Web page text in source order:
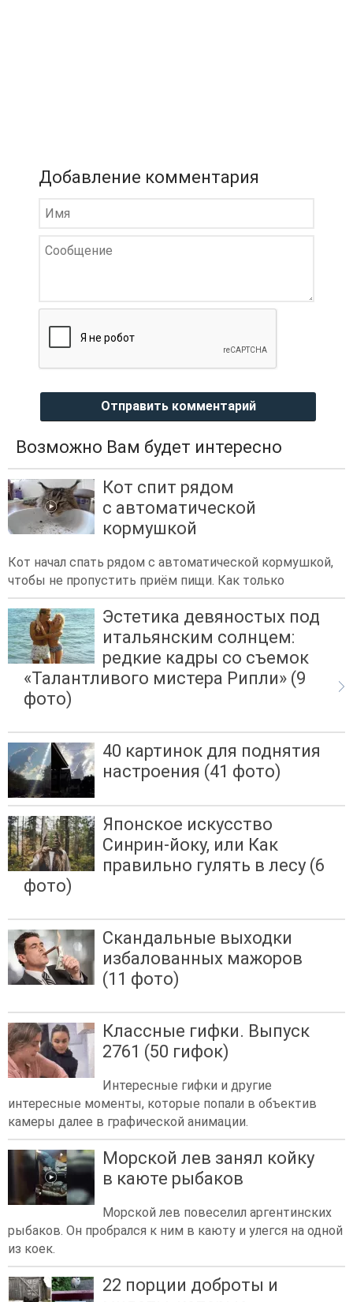
Добавление комментария
Отправить комментарий
Возможно Вам будет интересно
Кот спит рядом
с автоматической
кормушкой
Кот начал спать рядом с автоматической кормушкой,
чтобы не пропустить приём пищи. Как только
Эстетика девяностых под
итальянским солнцем:
редкие кадры со съемок
«Талантливого мистера Рипли» (9
фото)
40 картинок для поднятия
настроения (41 фото)
Японское искусство
Синрин-йоку, или Как
правильно гулять в лесу (6
фото)
Скандальные выходки
избалованных мажоров
(11 фото)
Классные гифки. Выпуск
2761 (50 гифок)
Интересные гифки и другие
интересные моменты, которые попали в объектив
камеры далее в графической анимации.
Морской лев занял койку
в каюте рыбаков
Морской лев повеселил аргентинских
рыбаков. Он пробрался к ним в каюту и улегся на одной
из коек.
22 порции доброты и